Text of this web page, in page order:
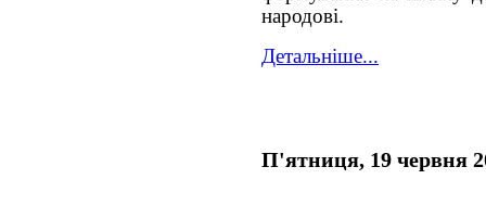
народові.
Детальніше...
П'ятниця, 19 червня